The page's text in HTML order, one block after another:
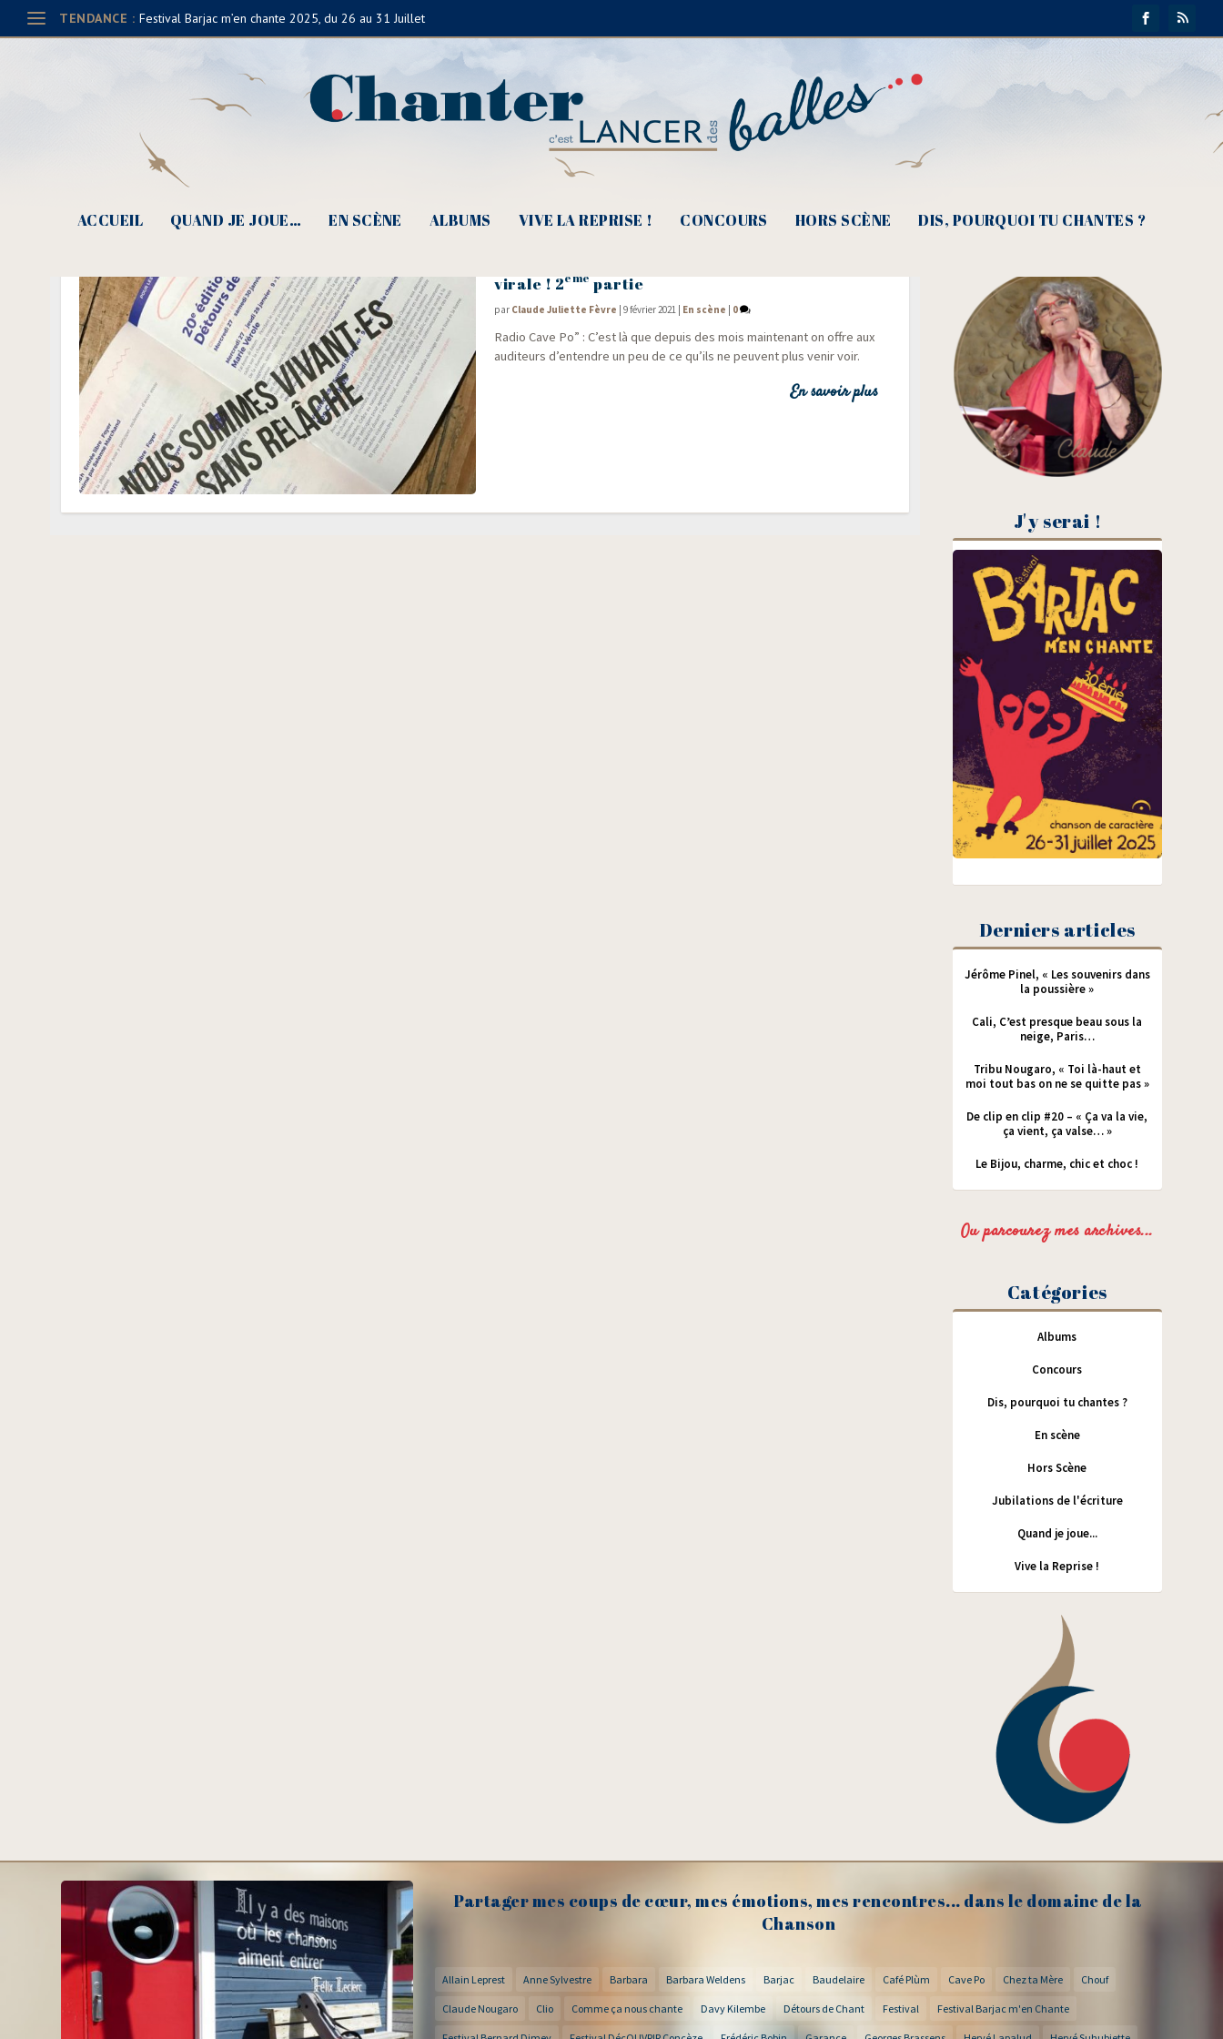
TENDANCE : Festival Barjac m’en chante 2025, du 26 au 31 Juillet
ACCUEIL QUAND JE JOUE… EN SCÈNE ALBUMS VIVE LA REPRISE ! CONCOURS HORS SCÈNE DIS, POURQUOI TU CHANTES ?
virale ! 2èmepartie
par Claude Juliette Fèvre |9 février 2021 En scène 0
Radio Cave Po” : C’est là que depuis des mois main­te­nant on offre aux
audi­teurs d’entendre un peu de ce qu’ils ne peuvent plus venir voir.
En savoir plus
J'y serai !
Derniers articles
Jérôme Pinel, « Les souvenirs dans
la poussière »
Cali, C’est presque beau sous la
neige, Paris…
Tribu Nougaro, « Toi là-haut et
moi tout bas on ne se quitte pas »
De clip en clip #20 – « Ça va la vie,
ça vient, ça valse… »
Le Bijou, charme, chic et choc !
Ou parcourez mes archives...
Catégories
Albums
Concours
Dis, pourquoi tu chantes ?
En scène
Hors Scène
Jubilations de l'écriture
Quand je joue...
Vive la Reprise !
Partager mes coups de cœur, mes émotions, mes rencontres... dans le domaine de la
Chanson
Allain Leprest Anne Sylvestre Barbara Barbara Weldens Barjac Baudelaire Café Plùm Cave Po Chez ta Mère Chouf
Claude Nougaro Clio Comme ça nous chante Davy Kilembe Détours de Chant Festival Festival Barjac m'en Chante